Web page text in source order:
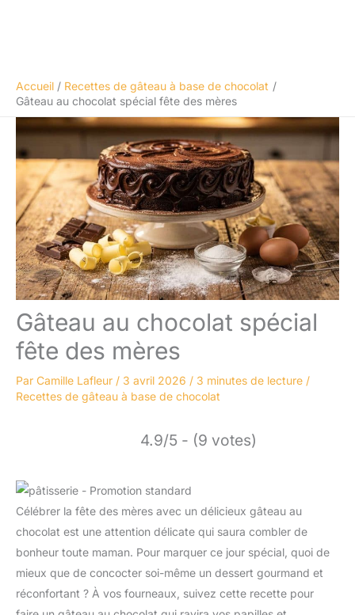
Accueil
Recettes de gâteau à base de chocolat
Gâteau au chocolat spécial fête des mères
Gâteau au chocolat spécial
fête des mères
Par Camille Lafleur / 3 avril 2026 / 3 minutes de lecture /
Recettes de gâteau à base de chocolat
4.9/5 - (9 votes)
Célébrer la fête des mères avec un délicieux gâteau au
chocolat est une attention délicate qui saura combler de
bonheur toute maman. Pour marquer ce jour spécial, quoi de
mieux que de concocter soi-même un dessert gourmand et
réconfortant ? À vos fourneaux, suivez cette recette pour